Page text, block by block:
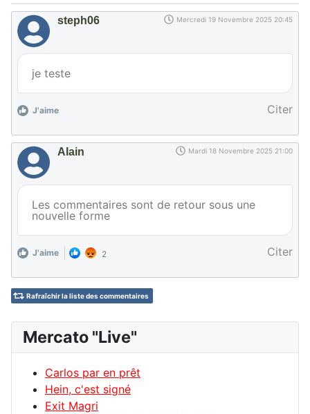
steph06 Mercredi 19 Novembre 2025 20:45
je teste
J'aime Citer
Alain Mardi 18 Novembre 2025 21:00
Les commentaires sont de retour sous une
nouvelle forme
J'aime 2 Citer
Rafraîchir la liste des commentaires
Mercato "Live"
Carlos par en prêt
Hein, c'est signé
Exit Magri